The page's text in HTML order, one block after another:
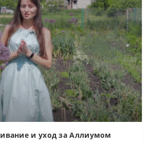
и уход за Аллиумом